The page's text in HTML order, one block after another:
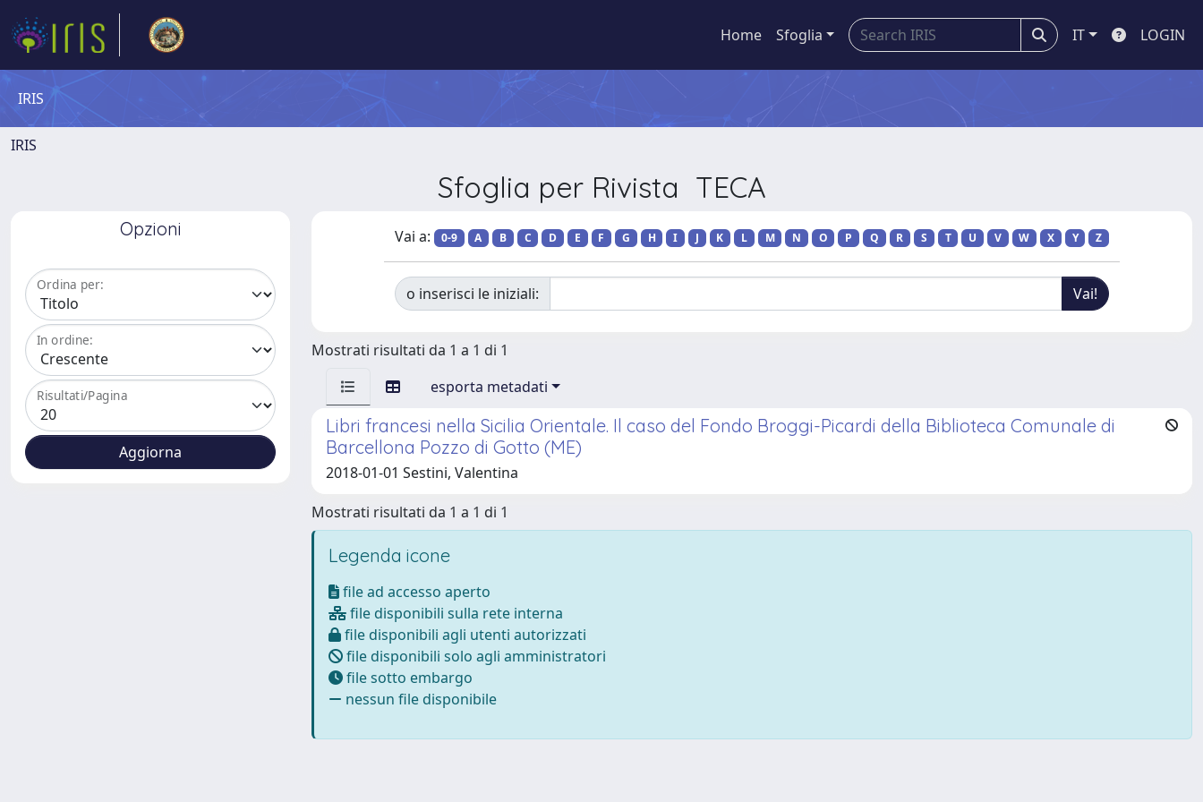
Home Sfoglia IT LOGIN
IRIS
IRIS
Sfoglia per Rivista TECA
Opzioni
Ordina per:
In ordine:
Risultati/Pagina
Vai a: 0-9 A B C D E F G H I J K L M N O P Q R S T U V W X Y Z
o inserisci le iniziali:
Mostrati risultati da 1 a 1 di 1
esporta metadati
Libri francesi nella Sicilia Orientale. Il caso del Fondo Broggi-Picardi della Biblioteca Comunale di
Barcellona Pozzo di Gotto (ME)
2018-01-01 Sestini, Valentina
Mostrati risultati da 1 a 1 di 1
Legenda icone
file ad accesso aperto
file disponibili sulla rete interna
file disponibili agli utenti autorizzati
file disponibili solo agli amministratori
file sotto embargo
nessun file disponibile